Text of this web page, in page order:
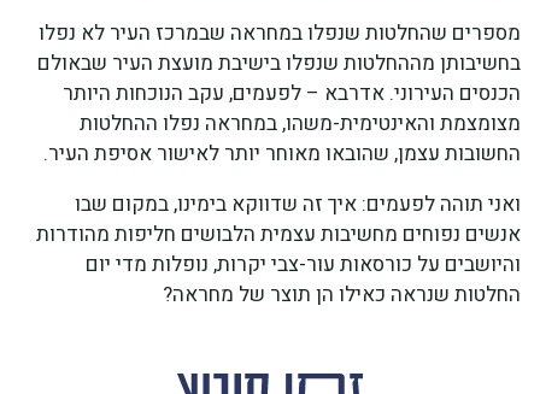
מספרים שהחלטות שנפלו במחראה שבמרכז העיר לא נפלו
בחשיבותן מההחלטות שנפלו בישיבת מועצת העיר שבאולם
הכנסים העירוני. אדרבא – לפעמים, עקב הנוכחות היותר
מצומצמת והאינטימית-משהו, במחראה נפלו ההחלטות
החשובות עצמן, שהובאו מאוחר יותר לאישור אסיפת העיר.
ואני תוהה לפעמים: איך זה שדווקא בימינו, במקום שבו
אנשים נפוחים מחשיבות עצמית הלבושים חליפות מהודרות
והיושבים על כורסאות עור-צבי יקרות, נופלות מדי יום
החלטות שנראה כאילו הן תוצר של מחראה?